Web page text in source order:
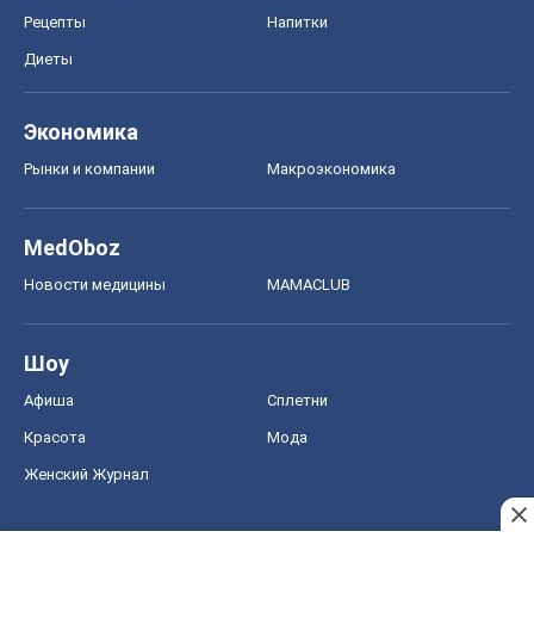
Рецепты Напитки
Диеты
Экономика
Рынки и компании Mакроэкономика
MedOboz
Новости медицины MAMACLUB
Шоу
Афиша Сплетни
Красота Мода
Женский Журнал